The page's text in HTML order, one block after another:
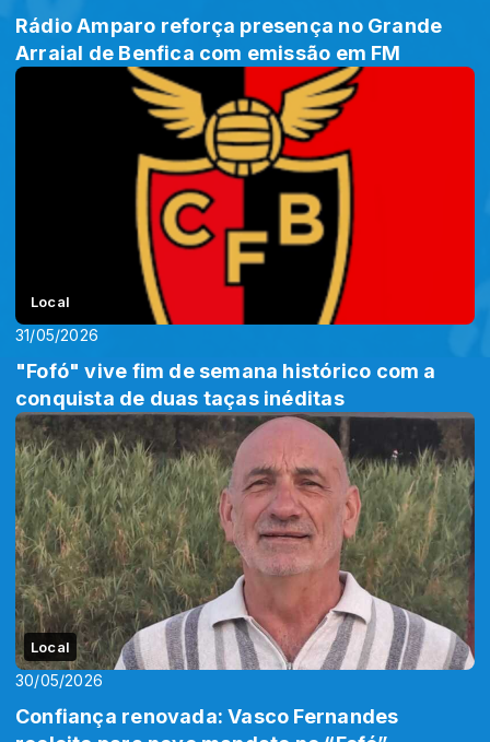
Rádio Amparo reforça presença no Grande
Arraial de Benfica com emissão em FM
Local
31/05/2026
"Fofó" vive fim de semana histórico com a
conquista de duas taças inéditas
Local
30/05/2026
Confiança renovada: Vasco Fernandes